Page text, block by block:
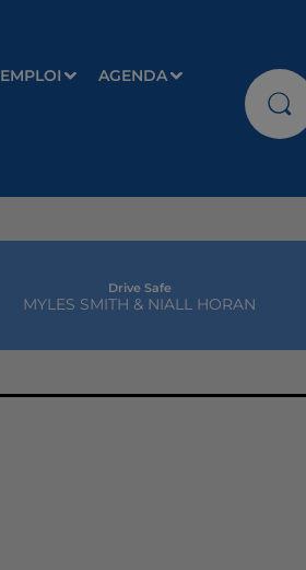
EMPLOI AGENDA
Drive Safe
MYLES SMITH & NIALL HORAN